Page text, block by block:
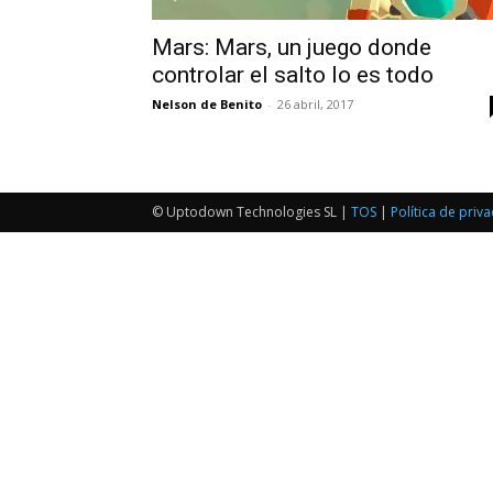
Mars: Mars, un juego donde
controlar el salto lo es todo
Nelson de Benito - 26 abril, 2017
© Uptodown Technologies SL | TOS | Política de